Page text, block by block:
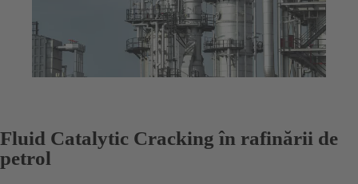
Fluid Catalytic Cracking în rafinării de
petrol